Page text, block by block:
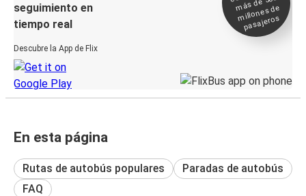
seguimiento en
tiempo real
Descubre la App de Flix
millones de
pasajeros
En esta página
Rutas de autobús populares
Paradas de autobús
FAQ